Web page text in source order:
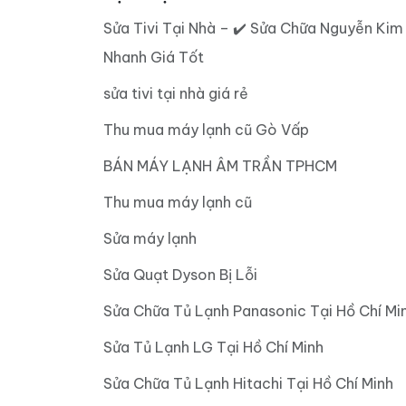
Sửa Tivi Tại Nhà – ✔️ Sửa Chữa Nguyễn
Nhanh Giá Tốt
sửa tivi tại nhà giá rẻ
Thu mua máy lạnh cũ Gò Vấp
BÁN MÁY LẠNH ÂM TRẦN TPHCM
Thu mua máy lạnh cũ
Sửa máy lạnh
Sửa Quạt Dyson Bị Lỗi
Sửa Chữa Tủ Lạnh Panasonic Tại Hồ Chí
Sửa Tủ Lạnh LG Tại Hồ Chí Minh
Sửa Chữa Tủ Lạnh Hitachi Tại Hồ Chí Minh